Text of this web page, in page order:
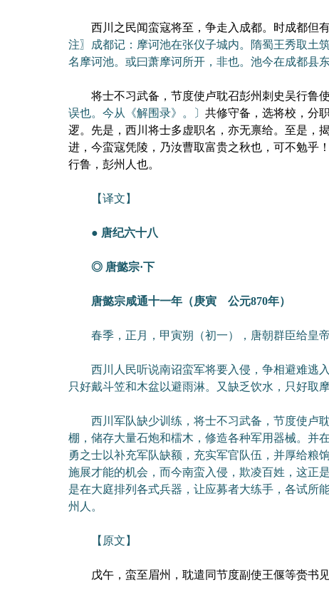
西川之民闻蛮寇将至，争走入成都。时成都但有
注〗成都记：摩诃池在张仪子城内。隋蜀王秀取土
名摩诃池。或曰萧摩诃所开，非也。池今在成都县
将士不习武备，节度使卢耽召彭州刺史吴行鲁使
误也。今从《解围录》。〕 共修守备，选将校，分
逻。先是，西川将士多虚职名，亦无禀给。至是，
进，今蛮寇凭陵，乃汝曹取富贵之秋也，可不勉乎
行鲁，彭州人也。
【译文】
● 唐纪六十八
◎ 唐懿宗·下
唐懿宗咸通十一年（庚寅 公元870年）
春季，正月，甲寅朔（初一），唐朝群臣给皇帝
西川人民听说南诏蛮军将要入侵，争相避难逃入
只好戴斗笠和木盆以避雨淋。又缺乏饮水，只好取
西川军队缺少训练，将士不习武备，节度使卢耽
棚，储存大量石炮和檑木，修造各种军用器械。并
勇之士以补充军队缺额，充实军官队伍，并厚给粮
施展才能的机会，而今南蛮入侵，欺凌百姓，这正
是在大庭排列各式兵器，让应募者大练手，各试所
州人。
【原文】
戊午，蛮至眉州，耽遣同节度副使王偃等赍书见